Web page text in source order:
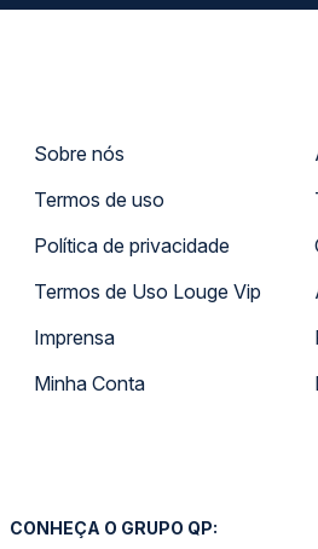
Sobre nós
Termos de uso
Política de privacidade
Termos de Uso Louge Vip
Imprensa
Minha Conta
CONHEÇA O GRUPO QP: